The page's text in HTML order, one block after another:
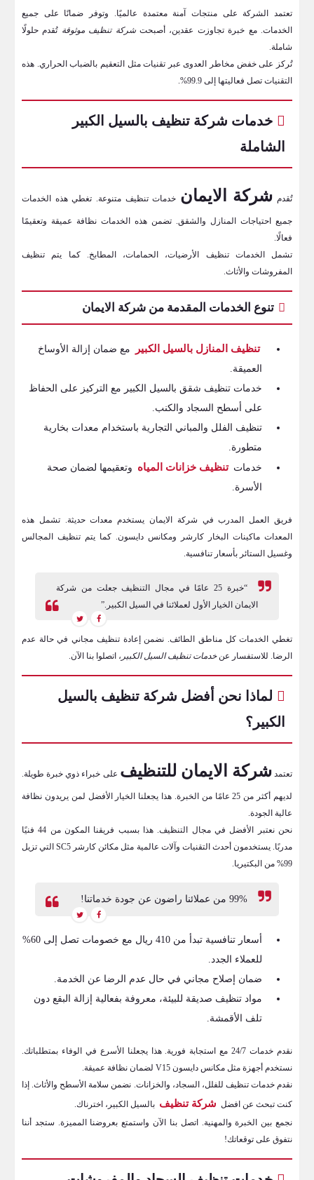
تعتمد الشركة على منتجات آمنة معتمدة عالميًا. وتوفر ضمانًا على جميع
الخدمات. مع خبرة تجاوزت عقدين، أصبحتشركة تنظيف موثوقة تُقدم حلولًا
شاملة.
تُركز على خفض مخاطر العدوى عبر تقنيات مثل التعقيم بالضباب الحراري. هذه
التقنيات تصل فعاليتها إلى 99.9%.
خدمات شركة تنظيف بالسيل الكبير
الشاملة
تُقدم شركة الايمان خدمات تنظيف متنوعة. تغطي هذه الخدمات
جميع احتياجات المنازل والشقق. تضمن هذه الخدمات نظافة عميقة وتعقيمًا
فعالًا.
تشمل الخدمات تنظيف الأرضيات، الحمامات، المطابخ. كما يتم تنظيف
المفروشات والأثاث.
تنوع الخدمات المقدمة من شركة الايمان
تنظيف المنازل بالسيل الكبير
مع ضمان إزالة الأوساخ
العميقة.
خدمات تنظيف شقق بالسيل الكبير مع التركيز على الحفاظ
على أسطح السجاد والكنب.
تنظيف الفلل والمباني التجارية باستخدام معدات بخارية
متطورة.
خدمات تنظيف خزانات المياه وتعقيمها لضمان صحة
الأسرة.
فريق العمل المدرب في شركة الايمان يستخدم معدات حديثة. تشمل هذه
المعدات ماكينات البخار كارشر ومكانس دايسون. كما يتم تنظيف المجالس
وغسيل الستائر بأسعار تنافسية.
“خبرة 25 عامًا في مجال التنظيف جعلت من شركة
الايمان الخيار الأول لعملائنا في السيل الكبير.”
تغطي الخدمات كل مناطق الطائف. نضمن إعادة تنظيف مجاني في حالة عدم
الرضا. للاستفسار عنخدمات تنظيف السيل الكبير ، اتصلوا بنا الآن.
لماذا نحن أفضل شركة تنظيف بالسيل
الكبير؟
تعتمدشركة الايمان للتنظيف على خبراء ذوي خبرة طويلة.
لديهم أكثر من 25 عامًا من الخبرة. هذا يجعلنا الخيار الأفضل لمن يريدون نظافة
عالية الجودة.
نحن نعتبر الأفضل في مجال التنظيف. هذا بسبب فريقنا المكون من 44 فنيًا
مدربًا. يستخدمون أحدث التقنيات وآلات عالمية مثل مكائن كارشر SC5 التي تزيل
99% من البكتيريا.
99% من عملائنا راضون عن جودة خدماتنا!
أسعار تنافسية تبدأ من 410 ريال مع خصومات تصل إلى 60%
للعملاء الجدد.
ضمان إصلاح مجاني في حال عدم الرضا عن الخدمة.
مواد تنظيف صديقة للبيئة، معروفة بفعالية إزالة البقع دون
تلف الأقمشة.
نقدم خدمات 24/7 مع استجابة فورية. هذا يجعلنا الأسرع في الوفاء بمتطلباتك.
نستخدم أجهزة مثل مكانس دايسون V15 لضمان نظافة عميقة.
نقدم خدمات تنظيف للفلل، السجاد، والخزانات. نضمن سلامة الأسطح والأثاث. إذا
كنت تبحث عن افضل شركة تنظيف بالسيل الكبير، اخترناك.
نجمع بين الخبرة والمهنية. اتصل بنا الآن واستمتع بعروضنا المميزة. ستجد أننا
نتفوق على توقعاتك!